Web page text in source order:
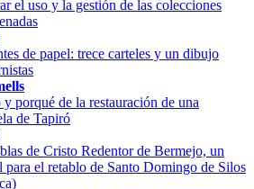
el uso y la gestión de las colecciones
de papel: trece carteles y un dibujo
porqué de la restauración de una
de Tapiró
de Cristo Redentor de Bermejo, un
para el retablo de Santo Domingo de Silos